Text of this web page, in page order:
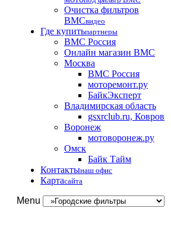
Очистка фильтров
BMCвидео
Где купитьпартнеры
BMC Россия
Онлайн магазин BMC
Москва
BMC Россия
моторемонт.ру
БайкЭксперт
Владимирская область
gsxrclub.ru, Ковров
Воронеж
мотоворонеж.ру
Омск
Байк Тайм
Контактынаш офис
Картасайта
Menu